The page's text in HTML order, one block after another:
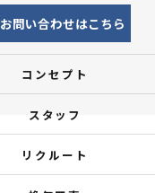
お問い合わせはこちら
コンセプト
スタッフ
リクルート